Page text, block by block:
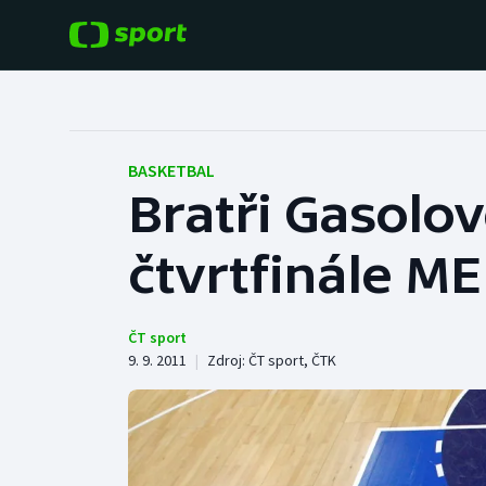
Hokej
Tenis
Cyklistika
Baseball a softbal
Basketbal
Boby a skeleton
Box
BASKETBAL
Bratři
čtvrtfinále ME
ČT sport
9. 9. 2011 | Zdroj: ČT sport, ČTK